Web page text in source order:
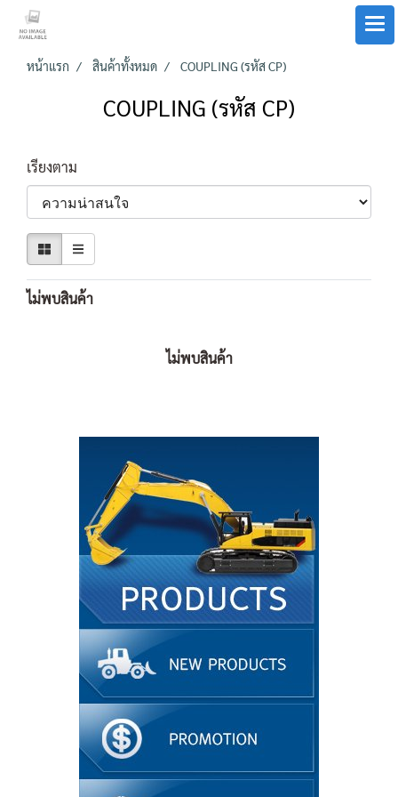
หน้าแรก สินค้าทั้งหมด COUPLING (รหัส CP)
COUPLING (รหัส CP)
เรียงตาม
ไม่พบสินค้า
ไม่พบสินค้า